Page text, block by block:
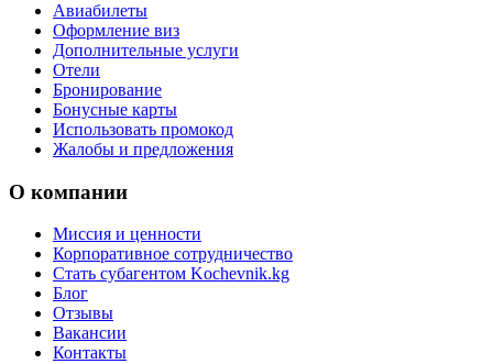
Авиабилеты
Оформление виз
Дополнительные услуги
Отели
Бронирование
Бонусные карты
Использовать промокод
Жалобы и предложения
О компании
Миссия и ценности
Корпоративное сотрудничество
Стать субагентом Kochevnik.kg
Блог
Отзывы
Вакансии
Контакты